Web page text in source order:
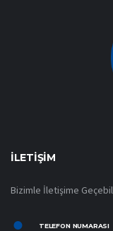
İLETIŞIM
Bizimle İletişime
TELEFON NUMARASI